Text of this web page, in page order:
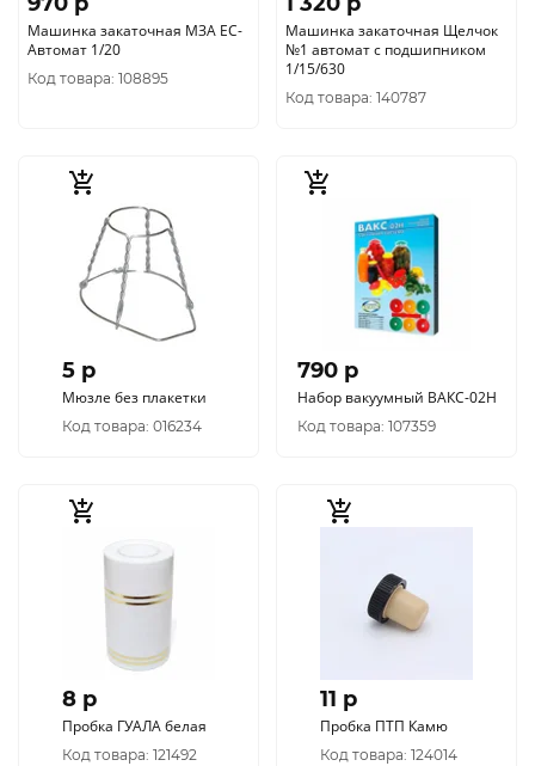
Машинка закаточная МЗА ЕС-
Автомат 1/20
Код товара: 108895
Машинка закаточная Щелчок
№1 автомат с подшипником
1/15/630
Код товара: 140787
5 p
Мюзле без плакетки
Код товара: 016234
790 p
Набор вакуумный ВАКС-02Н
Код товара: 107359
8 p
Пробка ГУАЛА белая
Код товара: 121492
11 p
Пробка ПТП Камю
Код товара: 124014